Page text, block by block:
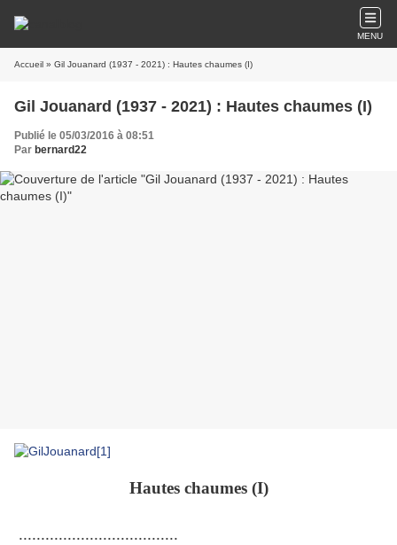
MENU
Accueil » Gil Jouanard (1937 - 2021) : Hautes chaumes (I)
Gil Jouanard (1937 - 2021) : Hautes chaumes (I)
Publié le 05/03/2016 à 08:51
Par bernard22
Hautes chaumes (I)
....................................